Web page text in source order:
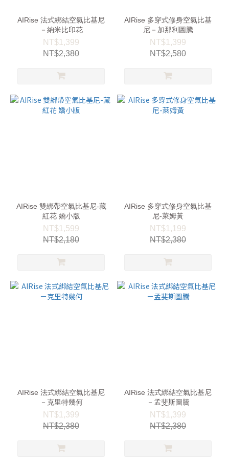
AIRise 法式綁結空氣比基尼
－納米比印花
NT$1,399
NT$2,380
AIRise 多穿式修身空氣比基
尼－加那利圖騰
NT$1,399
NT$2,580
AIRise 雙綁帶空氣比基尼-藏
紅花 嬌小版
NT$1,599
NT$2,180
AIRise 多穿式修身空氣比基
尼-萊姆黃
NT$1,199
NT$2,380
AIRise 法式綁結空氣比基尼
－克里特幾何
NT$1,399
NT$2,380
AIRise 法式綁結空氣比基尼
－孟斐斯圖騰
NT$1,399
NT$2,380